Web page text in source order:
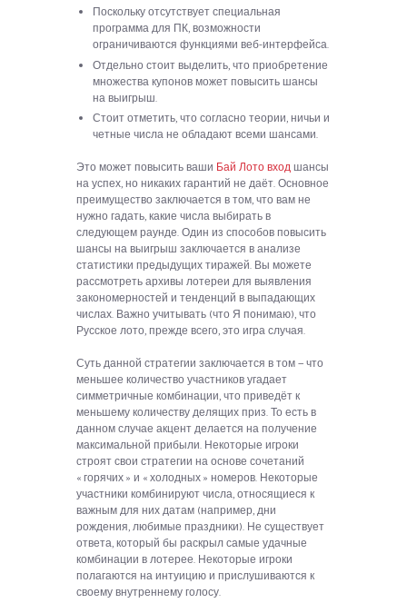
Поскольку отсутствует специальная
программа для ПК, возможности
ограничиваются функциями веб-интерфейса.
Отдельно стоит выделить, что приобретение
множества купонов может повысить шансы
на выигрыш.
Стоит отметить, что согласно теории, ничьи и
четные числа не обладают всеми шансами.
Это может повысить ваши Бай Лото входшансы
на успех, но никаких гарантий не даёт. Основное
преимущество заключается в том, что вам не
нужно гадать, какие числа выбирать в
следующем раунде. Один из способов повысить
шансы на выигрыш заключается в анализе
статистики предыдущих тиражей. Вы можете
рассмотреть архивы лотереи для выявления
закономерностей и тенденций в выпадающих
числах. Важно учитывать (что Я понимаю), что
Русское лото, прежде всего, это игра случая.
Суть данной стратегии заключается в том — что
меньшее количество участников угадает
симметричные комбинации, что приведёт к
меньшему количеству делящих приз. То есть в
данном случае акцент делается на получение
максимальной прибыли. Некоторые игроки
строят свои стратегии на основе сочетаний
« горячих » и « холодных » номеров. Некоторые
участники комбинируют числа, относящиеся к
важным для них датам (например, дни
рождения, любимые праздники). Не существует
ответа, который бы раскрыл самые удачные
комбинации в лотерее. Некоторые игроки
полагаются на интуицию и прислушиваются к
своему внутреннему голосу.